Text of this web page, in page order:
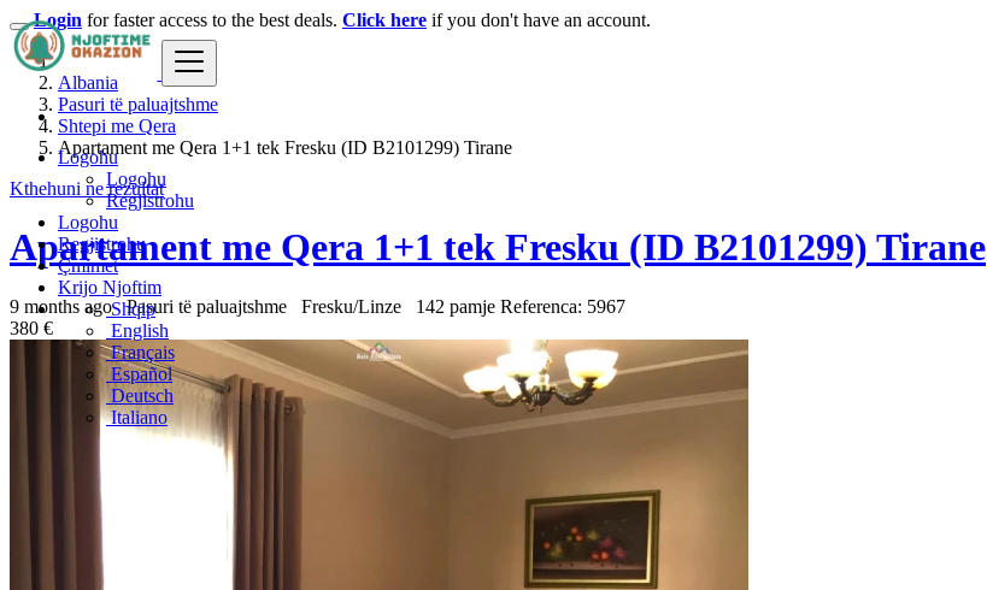
Logohu
Logohu
Regjistrohu
Logohu
Regjistrohu
Çmimet
Krijo Njoftim
Shqip
English
Français
Español
Deutsch
Italiano
Login for faster access to the best deals. Click here if you don't have an account.
Albania
Pasuri të paluajtshme
Shtepi me Qera
Apartament me Qera 1+1 tek Fresku (ID B2101299) Tirane
Kthehuni ne rezultat
Apartament me Qera 1+1 tek Fresku (ID B2101299) Tirane
9 months ago Pasuri të paluajtshme Fresku/Linze 142 pamje Referenca: 5967
380 €